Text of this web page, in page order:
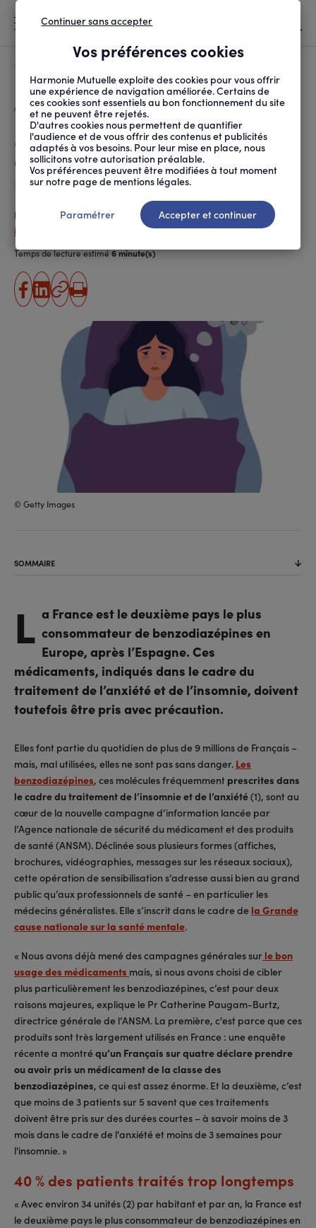
D'ARIANE
ACCUEIL SANTÉ ET SOINS MALADIES ET TRAITEMENTS MÉDICAMENTS CONTRE L...
Médicaments contre l’insomnie
et l’anxiété : attention aux
risques
Publié le 15.04.2025
Natacha Czerwinski
Temps de lecture estimé6 minute(s)
partager
facebook
partager
linkedin
Copier
l'URL
Imprimer
© Getty Images
SOMMAIRE
L a France est le deuxième pays le plus
consommateur de benzodiazépines en
Europe, après l’Espagne. Ces
médicaments, indiqués dans le cadre du
traitement de l’anxiété et de l’insomnie, doivent
toutefois être pris avec précaution.
Elles font partie du quotidien de plus de 9 millions de Français –
mais, mal utilisées, elles ne sont pas sans danger. Les
benzodiazépines, ces molécules fréquemment prescrites dans
le cadre du traitement de l’insomnie et de l’anxiété(1), sont au
cœur de la nouvelle campagne d’information lancée par
l’Agence nationale de sécurité du médicament et des produits
de santé (ANSM). Déclinée sous plusieurs formes (affiches,
brochures, vidéographies, messages sur les réseaux sociaux),
cette opération de sensibilisation s’adresse aussi bien au grand
public qu’aux professionnels de santé – en particulier les
médecins généralistes. Elle s’inscrit dans le cadre de la Grande
cause nationale sur la santé mentale.
« Nous avons déjà mené des campagnes générales sur le bon
usage des médicaments mais, si nous avons choisi de cibler
plus particulièrement les benzodiazépines, c’est pour deux
raisons majeures, explique le Pr Catherine Paugam-Burtz,
directrice générale de l’ANSM. La première, c'est parce que ces
produits sont très largement utilisés en France : une enquête
récente a montréqu’un Français sur quatre déclare prendre
ou avoir pris un médicament de la classe des
benzodiazépines, ce qui est assez énorme. Et la deuxième, c’est
que moins de 3 patients sur 5 savent que ces traitements
doivent être pris sur des durées courtes – à savoir moins de 3
mois dans le cadre de l'anxiété et moins de 3 semaines pour
l'insomnie. »
40 % des patients traités trop longtemps
« Avec environ 34 unités (2) par habitant et par an, la France est
le deuxième pays le plus consommateur de benzodiazépines en
Vos préférences cookies
Harmonie Mutuelle exploite des cookies pour vous offrir
une expérience de navigation améliorée. Certains de
ces cookies sont essentiels au bon fonctionnement du site
et ne peuvent être rejetés.
D'autres cookies nous permettent de quantifier
l'audience et de vous offrir des contenus et publicités
adaptés à vos besoins. Pour leur mise en place, nous
sollicitons votre autorisation préalable.
Vos préférences peuvent être modifiées à tout moment
sur notre page de mentions légales.
Continuer sans accepter
Paramétrer Accepter et continuer